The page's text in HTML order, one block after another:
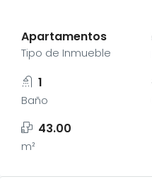
Apartamentos
Tipo de Inmueble
1
Baño
43.00
m²